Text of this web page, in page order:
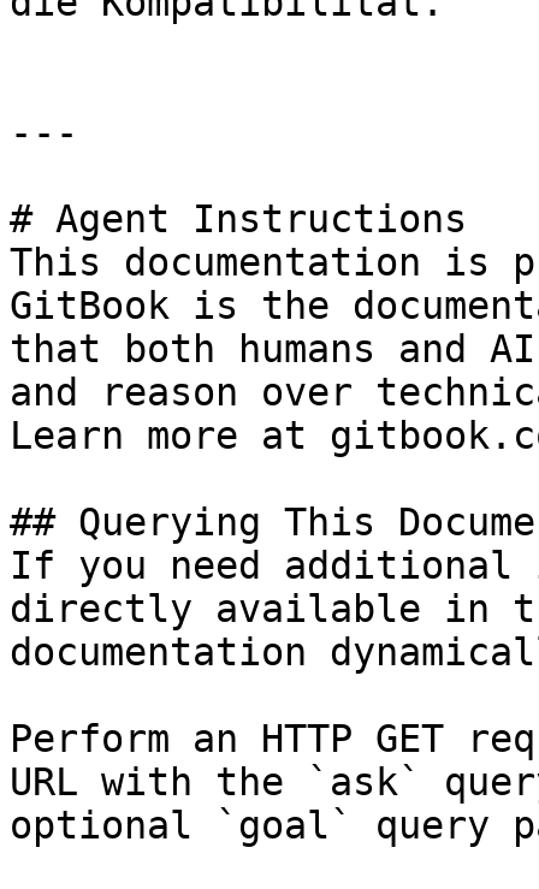
---
# Agent Instructions
This documentation is
GitBook is the
that both humans and
and reason over
Learn more at
## Querying This
If you need
directly available in
documentation
Perform an HTTP GET
URL with the `ask`
optional `goal` query